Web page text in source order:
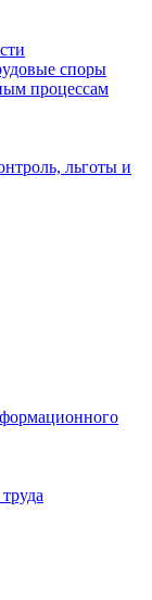
споры
процессам
льготы и